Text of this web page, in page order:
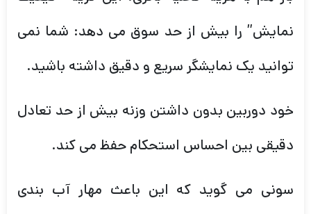
نمایش” را بیش از حد سوق می دهد: شما نمی
توانید یک نمایشگر سریع و دقیق داشته باشید.
خود دوربین بدون داشتن وزنه بیش از حد تعادل
دقیقی بین احساس استحکام حفظ می کند.
سونی می گوید که این باعث مهار آب بندی